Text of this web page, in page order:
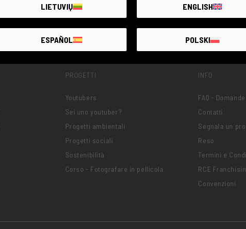
PROGETTI
Youtubers
Sei uno youtuber?
Progetti ambientali
Progetti sociali
Sostenibilità
Corso - Fotografare in pellicola
INFO
FAQ -
Contatti
Segnala un
Reso
Termini e
RCE
Convenzioni
LIETUVIŲ ENGLISH
ESPAÑOL POLSKI